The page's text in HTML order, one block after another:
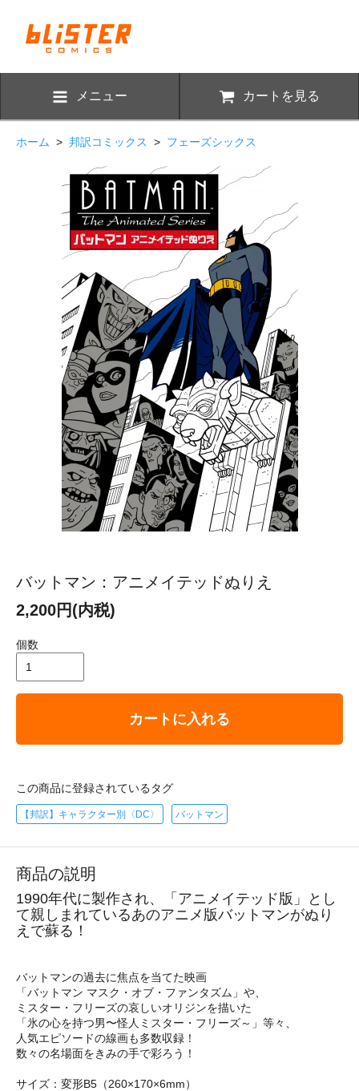
メニュー カートを見る
ホーム > 邦訳コミックス > フェーズシックス
バットマン：アニメイテッドぬりえ
2,200円(内税)
個数
カートに入れる
この商品に登録されているタグ
【邦訳】キャラクター別〈DC〉 バットマン
商品の説明
1990年代に製作され、「アニメイテッド版」とし
て親しまれているあのアニメ版バットマンがぬり
えで蘇る！
バットマンの過去に焦点を当てた映画
「バットマン マスク・オブ・ファンタズム」や、
ミスター・フリーズの哀しいオリジンを描いた
「氷の心を持つ男〜怪人ミスター・フリーズ～」等々、
人気エピソードの線画も多数収録！
数々の名場面をきみの手で彩ろう！
サイズ：変形B5（260×170×6mm）